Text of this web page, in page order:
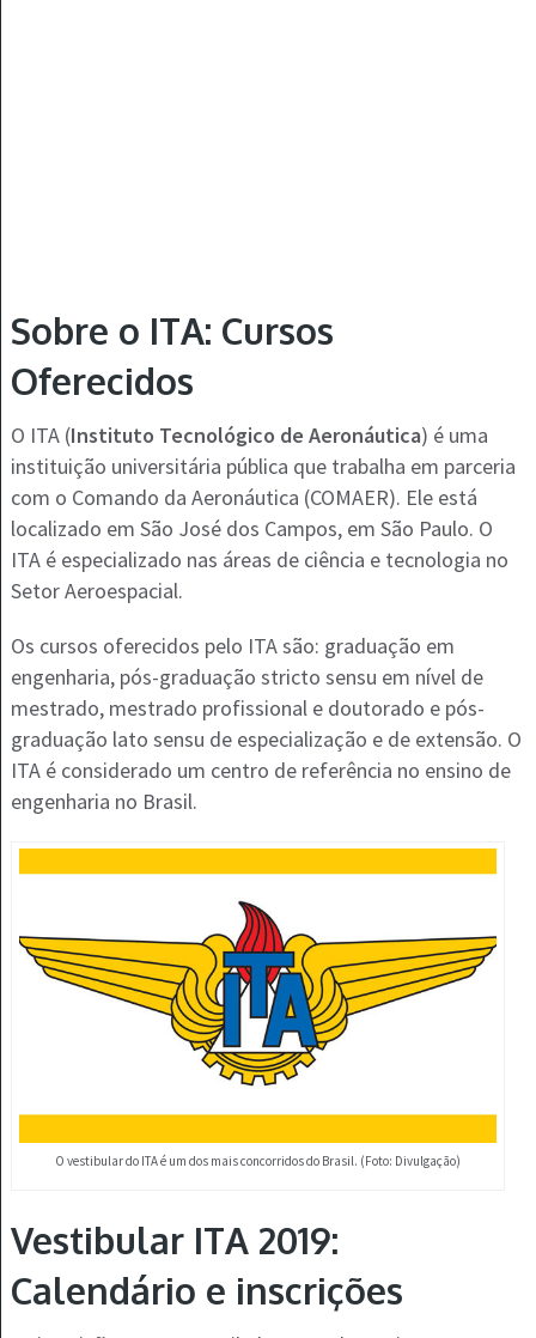
Sobre o ITA: Cursos
Oferecidos
O ITA (Instituto Tecnológico de Aeronáutica) é uma
instituição universitária pública que trabalha em parceria
com o Comando da Aeronáutica (COMAER). Ele está
localizado em São José dos Campos, em São Paulo. O
ITA é especializado nas áreas de ciência e tecnologia no
Setor Aeroespacial.
Os cursos oferecidos pelo ITA são: graduação em
engenharia, pós-graduação stricto sensu em nível de
mestrado, mestrado profissional e doutorado e pós-
graduação lato sensu de especialização e de extensão. O
ITA é considerado um centro de referência no ensino de
engenharia no Brasil.
O vestibular do ITA é um dos mais concorridos do Brasil. (Foto: Divulgação)
Vestibular ITA 2019:
Calendário e inscrições